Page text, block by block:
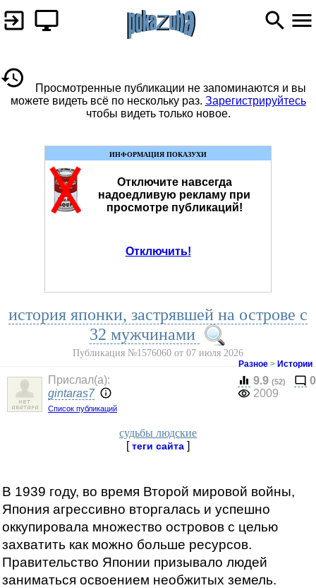
Просмотренные публикации не запоминаются и вы
можете видеть всё по нескольку раз. Зарегистрируйтесь
чтобы видеть только новое.
ИНФОРМАЦИЯ ПОКАЗУХИ
Отключите навсегда
надоедливую рекламу при
просмотре публикаций!
Отключить!
история японки, застрявшей на острове с
32 мужчинами
Публикация №1576060 от 07 июля 2026
Разное > Истории
Прислал(a):
gintaras7
Список публикаций
9.9 (52)
0
2009
судьбы людские
[теги сайта ]
В 1939 году, во время Второй мировой войны,
Япония агрессивно вторгалась и успешно
оккупировала множество островов с целью
захватить как можно больше ресурсов.
Правительство Японии призывало людей
заниматься освоением необжитых земель.